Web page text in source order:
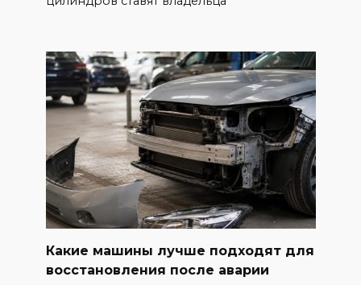
Какие машины лучше подходят для
восстановления после аварии